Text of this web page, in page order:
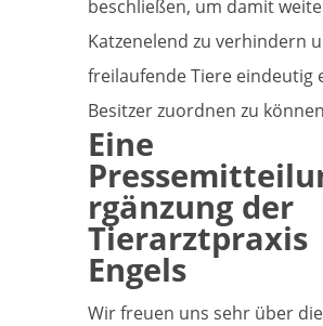
beschließen, um damit
Katzenelend zu verhindern
freilaufende Tiere eindeutig
Besitzer zuordnen zu
Eine
rgänzung der
Tierarztpraxis
Engels
Wir freuen uns sehr über